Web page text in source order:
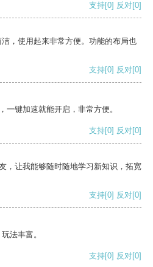
支持[0] 反对[0]
，使用起来非常方便。功能的布局也
支持[0] 反对[0]
一键加速就能开启，非常方便。
支持[0] 反对[0]
，让我能够随时随地学习新知识，拓宽
支持[0] 反对[0]
法丰富。
支持[0] 反对[0]